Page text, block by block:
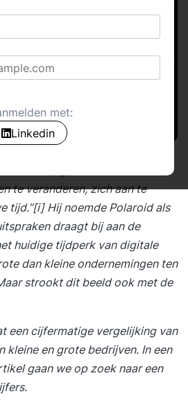
Semler een stevige uitspraak:
dode opgeschreven. Ze
te veranderen, zich aan te
tijd.”[i]Hij noemde Polaroid als
draagt bij aan de
huidige tijdperk vandigitale
dan kleine ondernemingen ten
strookt dit beeld ook met de
een cijfermatige vergelijking van
kleine en grote bedrijven. In een
gaan we op zoek naar een
met:
Linkedin